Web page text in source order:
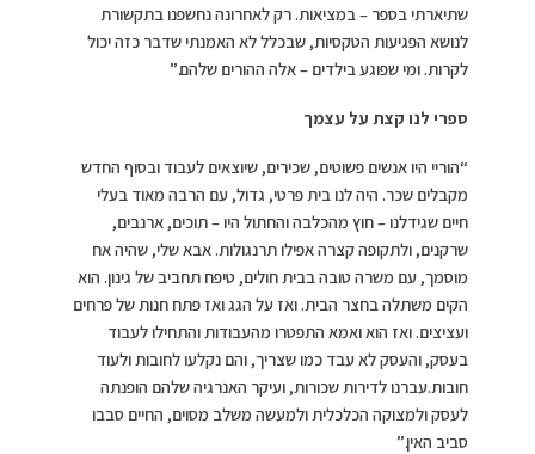
שתיארתי בספר – במציאות. רק לאחרונה נחשפנו בתקשורת
לנושא הפגיעות הטקסיות, שבכלל לא האמנתי שדבר כזה יכול
לקרות. ומי שפוגע בילדים – אלה ההורים שלהם.”
ספרי לנו קצת על עצמך
“הוריי היו אנשים פשוטים, שכירים, שיוצאים לעבוד ובסוף החדש
מקבלים שכר. היה לנו בית פרטי, גדול, עם הרבה מאוד בעלי
חיים שגידלנו – חוץ מהכלבה והחתול היו – תוכים, ארנבים,
שרקנים, ולתקופה קצרה אפילו תרנגולות. אבא שלי, שהיה אח
מוסמך, עם משרה טובה בבית חולים, טיפח תחביב של גינון. הוא
הקים משתלה בחצר הבית. ואז על הגג ואז פתח חנות של פרחים
ועציצים. ואז הוא ואמא התפטרו מהעבודות והתחילו לעבוד
בעסק, והעסק לא עבד כמו שצריך, והם נקלעו לחובות ולעוד
חובות.עברנו לדירות שכורות, ועיקר האנרגיה שלהם הופנתה
לעסק ולמצוקה הכלכלית ולמעשה משלב מסוים, החיים סבבו
סביב האין.”